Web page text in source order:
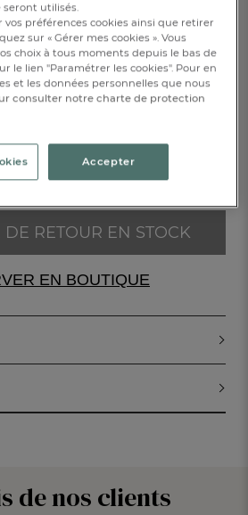
DE
AT
CH
DE RETOUR EN STOCK
EN BOUTIQUE
de nos clients
utilisés.
préférences cookies ainsi que retirer
sur « Gérer mes cookies ». Vous
choix à tous moments depuis le bas de
le lien "Paramétrer les cookies". Pour en
et les données personnelles que nous
consulter notre charte de protection
Accepter